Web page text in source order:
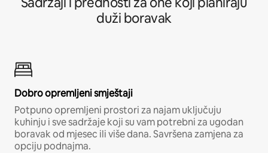
duži boravak
Dobro opremljeni smještaji
Potpuno opremljeni prostori za najam uključuju
kuhinju i sve sadržaje koji su vam potrebni za ugodan
boravak od mjesec ili više dana. Savršena zamjena za
opciju podnajma.